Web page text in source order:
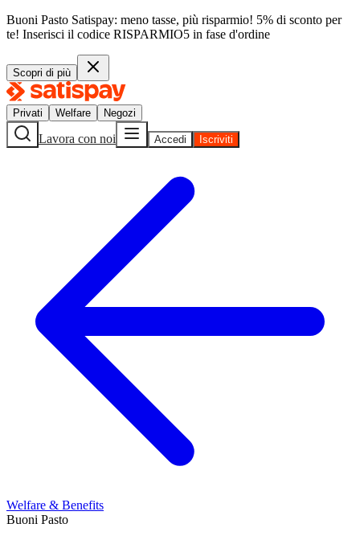
Buoni Pasto Satispay: meno tasse, più risparmio! 5% di sconto per
te! Inserisci il codice RISPARMIO5 in fase d'ordine
Scopri di più
Privati Welfare Negozi
Lavora con noi Accedi Iscriviti
Welfare & Benefits
Buoni Pasto